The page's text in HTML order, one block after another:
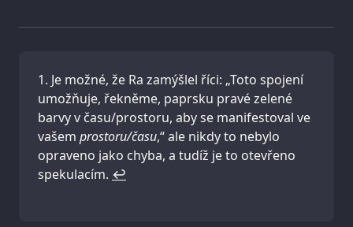
Je možné, že Ra zamýšlel říci: „Toto spojení
umožňuje, řekněme, paprsku pravé zelené
barvy v času/prostoru, aby se manifestoval ve
vašem prostoru/času,“ ale nikdy to nebylo
opraveno jako chyba, a tudíž je to otevřeno
spekulacím. ↩